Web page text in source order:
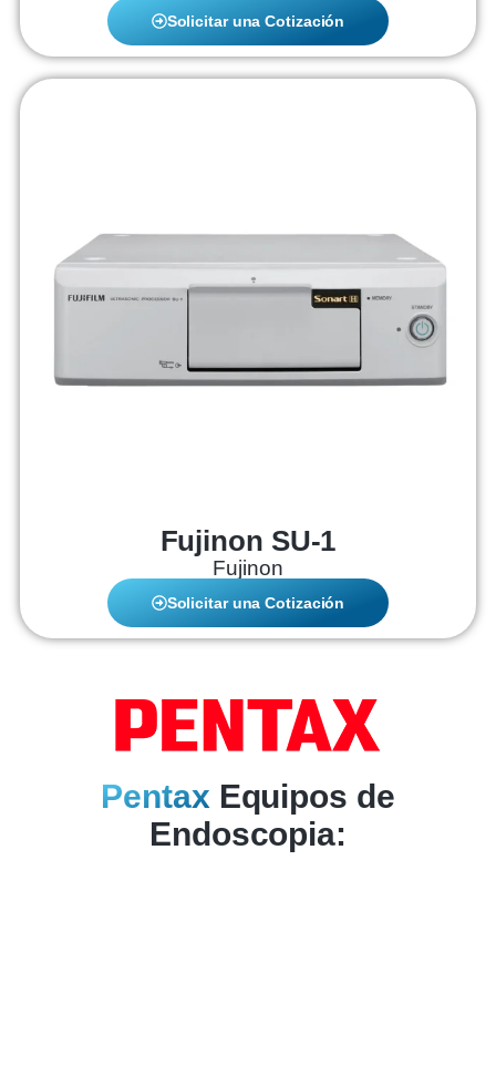
Solicitar una Cotización
Fujinon SU-1
Fujinon
Solicitar una Cotización
Pentax Equipos de
Endoscopia: